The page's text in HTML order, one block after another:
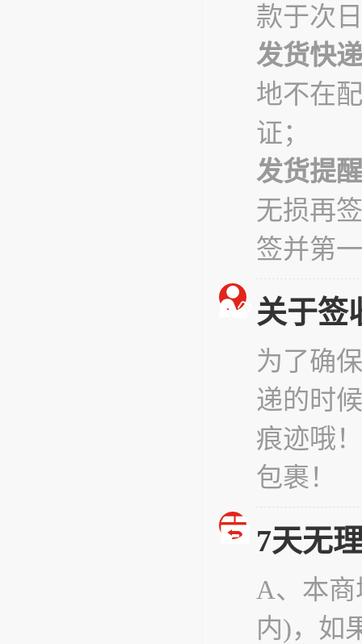
款于次
发货快递
地不在
证；
发货提醒
无损再
签并第
关于签
为了确
递的时
痕迹哦
包裹！
7天无
A、本
内)，如